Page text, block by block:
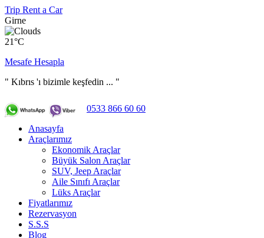
Trip Rent a Car
Girne
21°C
Mesafe Hesapla
" Kıbrıs 'ı bizimle keşfedin ... "
0533 866 60 60
Anasayfa
Araçlarımız
Ekonomik Araçlar
Büyük Salon Araçlar
SUV, Jeep Araçlar
Aile Sınıfı Araçlar
Lüks Araçlar
Fiyatlarımız
Rezervasyon
S.S.S
Blog